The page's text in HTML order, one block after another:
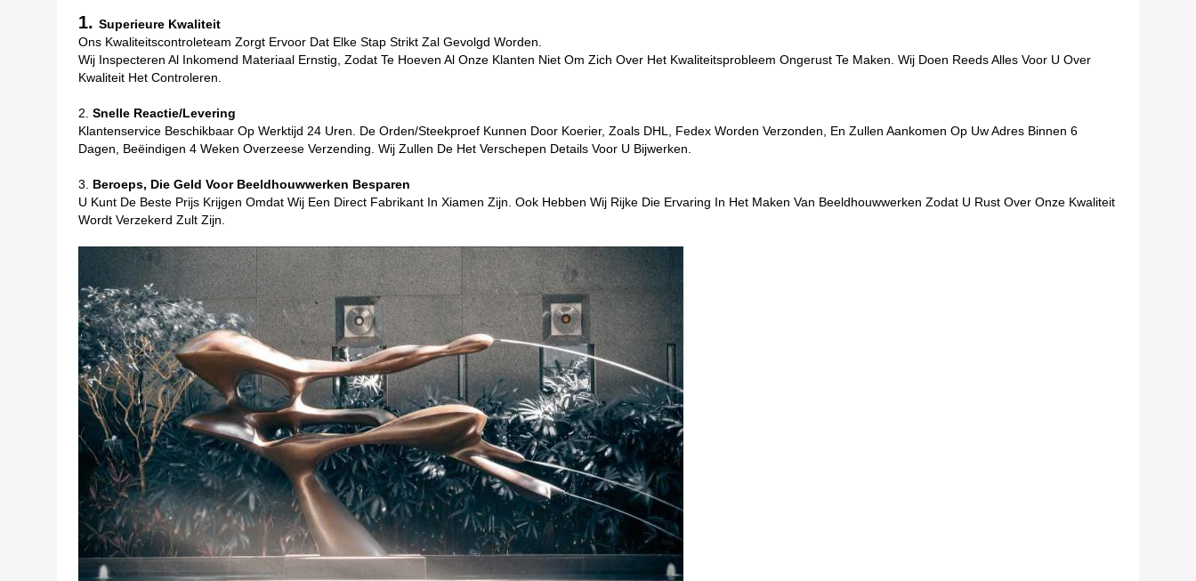
1. Superieure Kwaliteit
Ons Kwaliteitscontroleteam Zorgt Ervoor Dat Elke Stap Strikt Zal Gevolgd Worden.
Wij Inspecteren Al Inkomend Materiaal Ernstig, Zodat Te Hoeven Al Onze Klanten Niet Om Zich Over Het Kwaliteitsprobleem Ongerust Te Maken. Wij Doen Reeds Alles Voor U Over
Kwaliteit Het Controleren.
2. Snelle Reactie/Levering
Klantenservice Beschikbaar Op Werktijd 24 Uren. De Orden/Steekproef Kunnen Door Koerier, Zoals DHL, Fedex Worden Verzonden, En Zullen Aankomen Op Uw Adres Binnen 6
Dagen, Beëindigen 4 Weken Overzeese Verzending. Wij Zullen De Het Verschepen Details Voor U Bijwerken.
3. Beroeps, Die Geld Voor Beeldhouwwerken Besparen
U Kunt De Beste Prijs Krijgen Omdat Wij Een Direct Fabrikant In Xiamen Zijn. Ook Hebben Wij Rijke Die Ervaring In Het Maken Van Beeldhouwwerken Zodat U Rust Over Onze Kwaliteit
Wordt Verzekerd Zult Zijn.